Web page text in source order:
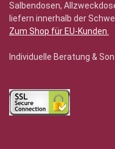
Salbendosen,
liefern innerhalb der
Zum Shop für EU-Kunden.
Individuelle Beratung &